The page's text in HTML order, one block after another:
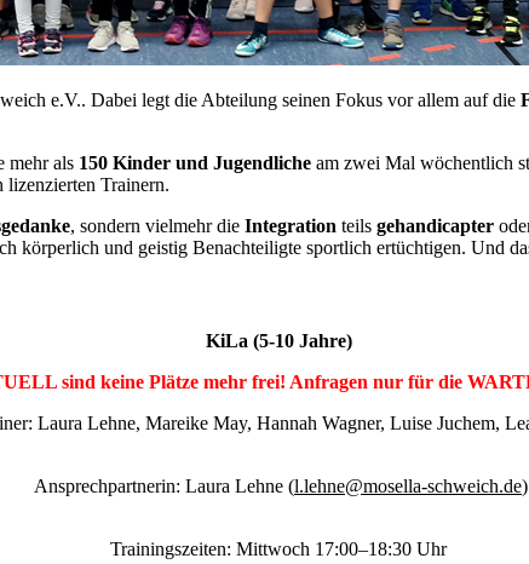
e.V.. Dabei legt die Abteilung seinen Fokus vor allem auf die
mehr als 150 Kinder und Jugendliche am zwei Mal wöchentlich
Trainern.
, sondern vielmehr die Integration teils gehandicapter
körperlich und geistig Benachteiligte sportlich ertüchtigen. Und
KiLa (5-10 Jahre)
sind keine Plätze mehr frei! Anfragen nur für die
Laura Lehne, Mareike May, Hannah Wagner, Luise Juchem,
Ansprechpartnerin: Laura Lehne (l.lehne@mosella-schweich.de)
Trainingszeiten: Mittwoch 17:00–18:30 Uhr